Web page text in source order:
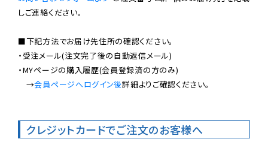
しご連絡ください。
■下記方法でお届け先住所の確認ください。
・受注メール(注文完了後の自動返信メール)
・MYページの購入履歴(会員登録済の方のみ)
→会員ページへログイン後詳細よりご確認ください。
クレジットカードでご注文のお客様へ